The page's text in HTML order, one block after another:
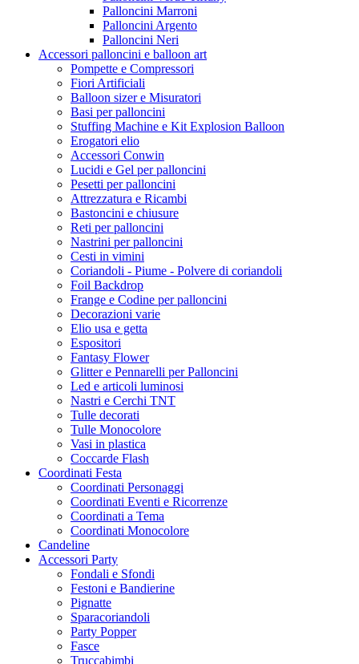
Palloncini Marroni
Palloncini Argento
Palloncini Neri
Accessori palloncini e balloon art
Pompette e Compressori
Fiori Artificiali
Balloon sizer e Misuratori
Basi per palloncini
Stuffing Machine e Kit Explosion Balloon
Erogatori elio
Accessori Conwin
Lucidi e Gel per palloncini
Pesetti per palloncini
Attrezzatura e Ricambi
Bastoncini e chiusure
Reti per palloncini
Nastrini per palloncini
Cesti in vimini
Coriandoli - Piume - Polvere di coriandoli
Foil Backdrop
Frange e Codine per palloncini
Decorazioni varie
Elio usa e getta
Espositori
Fantasy Flower
Glitter e Pennarelli per Palloncini
Led e articoli luminosi
Nastri e Cerchi TNT
Tulle decorati
Tulle Monocolore
Vasi in plastica
Coccarde Flash
Coordinati Festa
Coordinati Personaggi
Coordinati Eventi e Ricorrenze
Coordinati a Tema
Coordinati Monocolore
Candeline
Accessori Party
Fondali e Sfondi
Festoni e Bandierine
Pignatte
Sparacoriandoli
Party Popper
Fasce
Truccabimbi